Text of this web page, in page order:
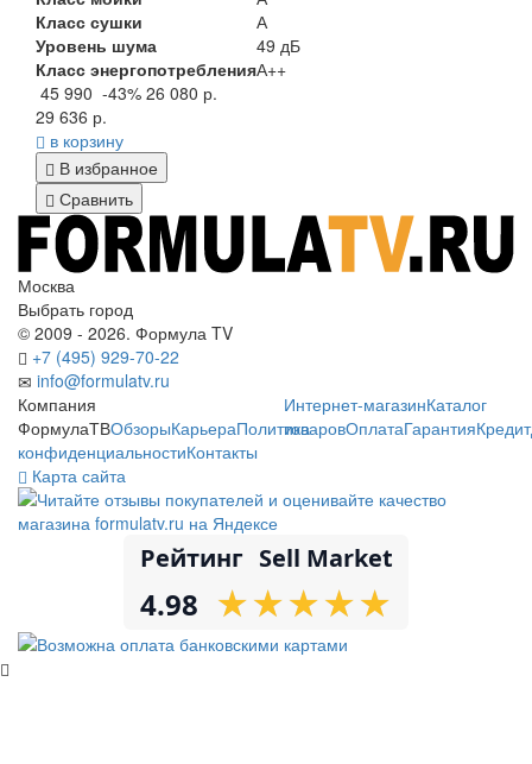
Класс сушки
А
Уровень шума
49 дБ
Класс энергопотребленияА++
45 990 -43% 26 080 р.
29 636 р.
в корзину
В избранное
Сравнить
Москва
Выбрать город
© 2009 - 2026. Формула TV
+7 (495) 929-70-22
info@formulatv.ru
Компания
ФормулаТВОбзорыКарьераПолитика
конфиденциальностиКонтакты
Интернет-магазинКаталог
товаровОплатаГарантияКредит
Карта сайта
Рейтинг Sell Market
4.98 ★
★★
★★
★★
★★
★